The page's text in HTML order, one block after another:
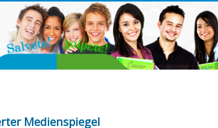
Medienspiegel